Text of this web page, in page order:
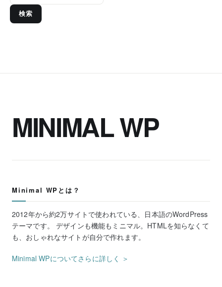
検索
MINIMAL WP
Minimal WPとは？
2012年から約2万サイトで使われている、日本語のWordPress
テーマです。 デザインも機能もミニマル。HTMLを知らなくて
も、おしゃれなサイトが自分で作れます。
Minimal WPについてさらに詳しく ＞